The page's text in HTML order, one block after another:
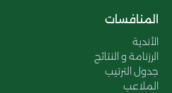
المنافسات
الأندية
الرزنامة و النتائج
جدول الترتيب
الملاعب